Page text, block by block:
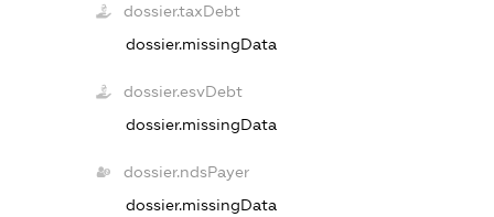
dossier.taxDebt
dossier.missingData
dossier.esvDebt
dossier.missingData
dossier.ndsPayer
dossier.missingData